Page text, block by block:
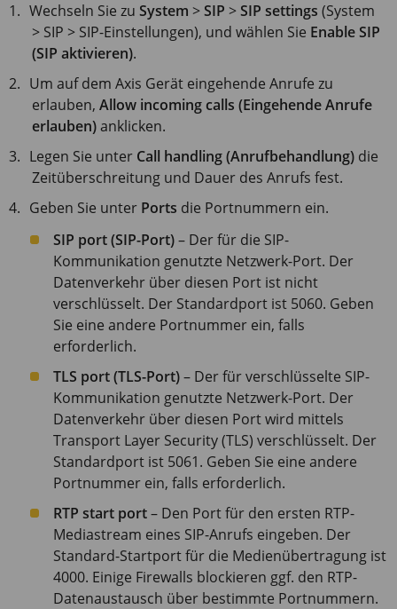
Wechseln Sie zuSystem >SIP >SIP settings (System
> SIP > SIP-Einstellungen), und wählen Sie Enable SIP
(SIP aktivieren).
Um auf dem Axis Gerät eingehende Anrufe zu
erlauben, Allow incoming calls (Eingehende Anrufe
erlauben)anklicken.
Legen Sie unter Call handling (Anrufbehandlung) die
Zeitüberschreitung und Dauer des Anrufs fest.
Geben Sie unter Ports die Portnummern ein.
SIP port (SIP-Port)– Der für die SIP-
Kommunikation genutzte Netzwerk-Port. Der
Datenverkehr über diesen Port ist nicht
verschlüsselt. Der Standardport ist 5060. Geben
Sie eine andere Portnummer ein, falls
erforderlich.
TLS port (TLS-Port)– Der für verschlüsselte SIP-
Kommunikation genutzte Netzwerk-Port. Der
Datenverkehr über diesen Port wird mittels
Transport Layer Security (TLS) verschlüsselt. Der
Standardport ist 5061. Geben Sie eine andere
Portnummer ein, falls erforderlich.
RTP start port– Den Port für den ersten RTP-
Mediastream eines SIP-Anrufs eingeben. Der
Standard-Startport für die Medienübertragung ist
4000. Einige Firewalls blockieren ggf. den RTP-
Datenaustausch über bestimmte Portnummern.